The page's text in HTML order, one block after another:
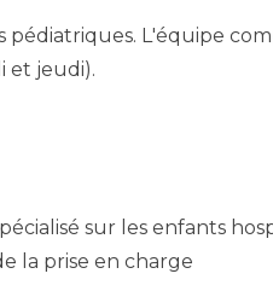
L'équipe
et jeudi).
sur les enfants
la prise en charge